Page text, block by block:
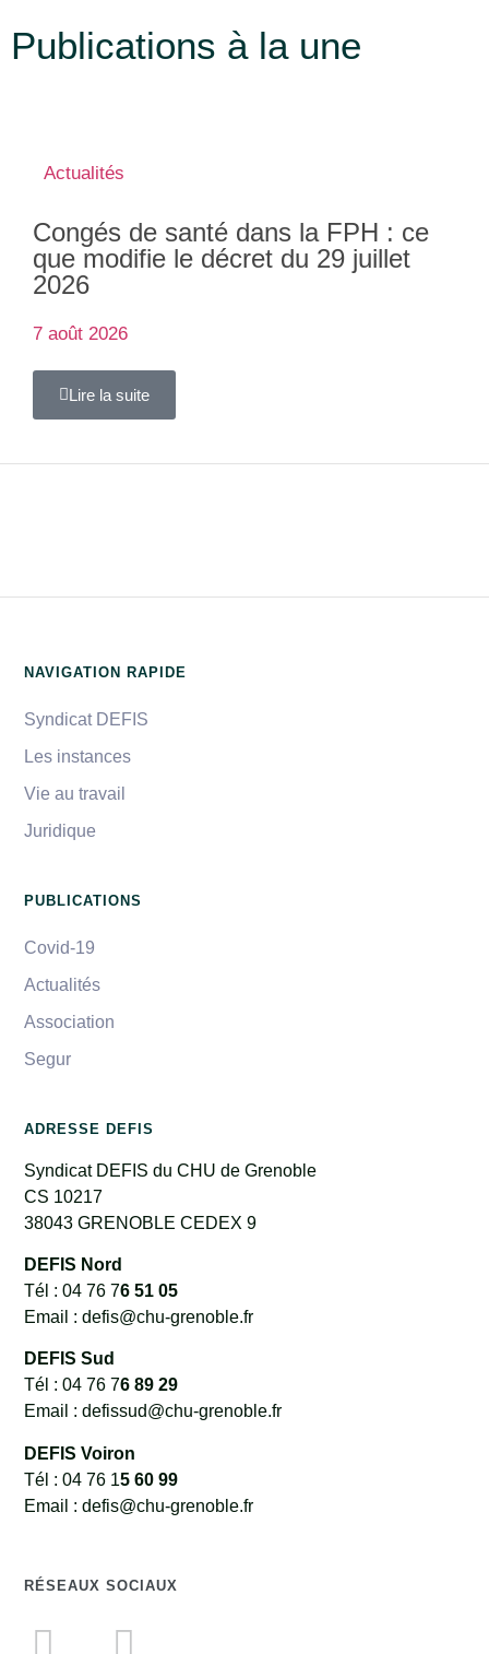
Publications à la une
Actualités
Congés de santé dans la FPH : ce
que modifie le décret du 29 juillet
2026
7 août 2026
Lire la suite
NAVIGATION RAPIDE
Syndicat DEFIS
Les instances
Vie au travail
Juridique
PUBLICATIONS
Covid-19
Actualités
Association
Segur
ADRESSE DEFIS
Syndicat DEFIS du CHU de Grenoble
CS 10217
38043 GRENOBLE CEDEX 9
DEFIS Nord
Tél : 04 76 76 51 05
Email : defis@chu-grenoble.fr
DEFIS Sud
Tél : 04 76 76 89 29
Email : defissud@chu-grenoble.fr
DEFIS Voiron
Tél : 04 76 15 60 99
Email : defis@chu-grenoble.fr
RÉSEAUX SOCIAUX